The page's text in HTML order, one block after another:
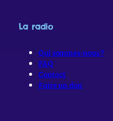
La radio
Qui sommes-nous ?
FAQ
Contact
Faire un don